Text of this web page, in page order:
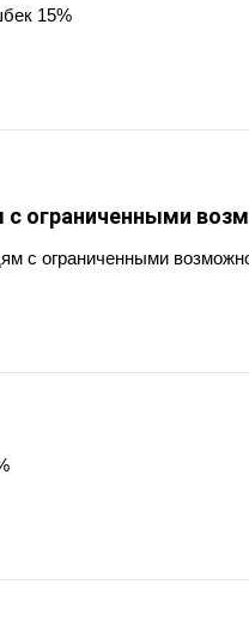
15%
ограниченными
с ограниченными